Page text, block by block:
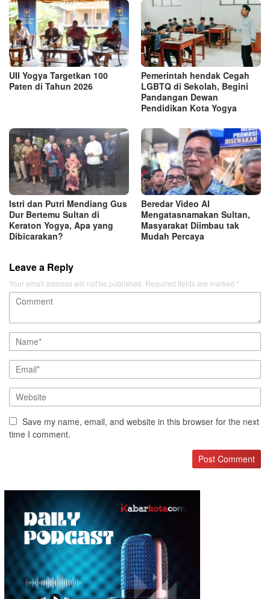
UII Yogya Targetkan 100
Paten di Tahun 2026
Pemerintah hendak Cegah
LGBTQ di Sekolah, Begini
Pandangan Dewan
Pendidikan Kota Yogya
Istri dan Putri Mendiang Gus
Dur Bertemu Sultan di
Keraton Yogya, Apa yang
Dibicarakan?
Beredar Video AI
Mengatasnamakan Sultan,
Masyarakat Diimbau tak
Mudah Percaya
Leave a Reply
Your email address will not be published. Required fields are marked *
Save my name, email, and website in this browser for the next
time I comment.